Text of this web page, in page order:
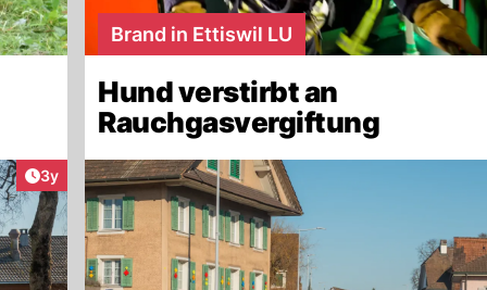
Brand in Ettiswil LU
Hund verstirbt an
Rauchgasvergiftung
Artikel veröffentlicht:
3y